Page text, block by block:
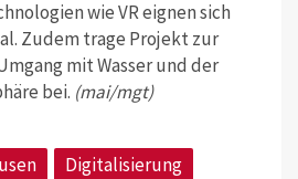
wie VR eignen sich
Zudem trage Projekt zur
mit Wasser und der
bei. (mai/mgt)
Digitalisierung